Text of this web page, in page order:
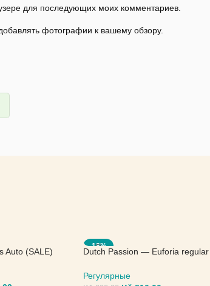
для последующих моих комментариев.
фотографии к вашему обзору.
Auto (SALE)
-18%
Dutch Passion — Euforia regular
Регулярные